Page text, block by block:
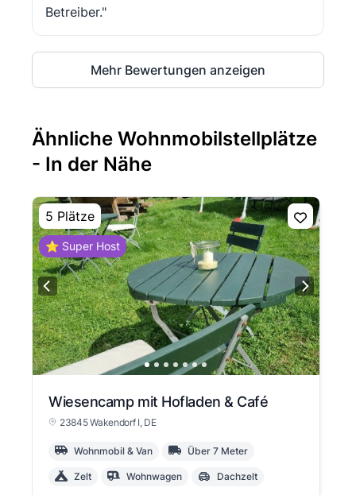
Betreiber."
Mehr Bewertungen anzeigen
Ähnliche Wohnmobilstellplätze
- In der Nähe
5 Plätze
⭐ Super Host
Wiesencamp mit Hofladen & Café
23845 Wakendorf I, DE
Wohnmobil & Van Über 7 Meter
Zelt Wohnwagen Dachzelt